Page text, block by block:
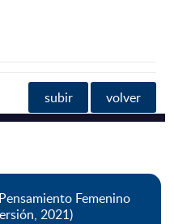
subir volver
Femenino
2021)